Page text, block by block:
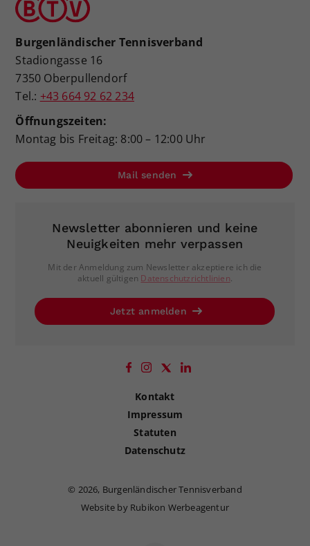
Burgenländischer Tennisverband
Stadiongasse 16
7350 Oberpullendorf
Tel.: +43 664 92 62 234
Öffnungszeiten:
Montag bis Freitag: 8:00 – 12:00 Uhr
Mail senden
Newsletter abonnieren und keine
Neuigkeiten mehr verpassen
Mit der Anmeldung zum Newsletter akzeptiere ich die
aktuell gültigen Datenschutzrichtlinien.
Jetzt anmelden
Kontakt
Impressum
Statuten
Datenschutz
© 2026, Burgenländischer Tennisverband
Website by Rubikon Werbeagentur